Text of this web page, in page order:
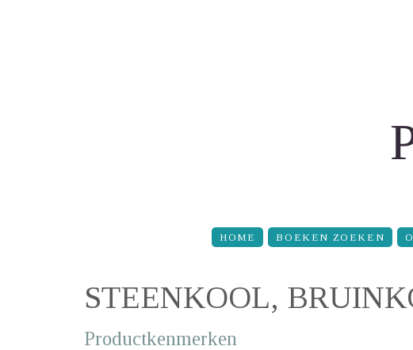
HOME BOEKEN ZOEKEN
STEENKOOL,
Productkenmerken